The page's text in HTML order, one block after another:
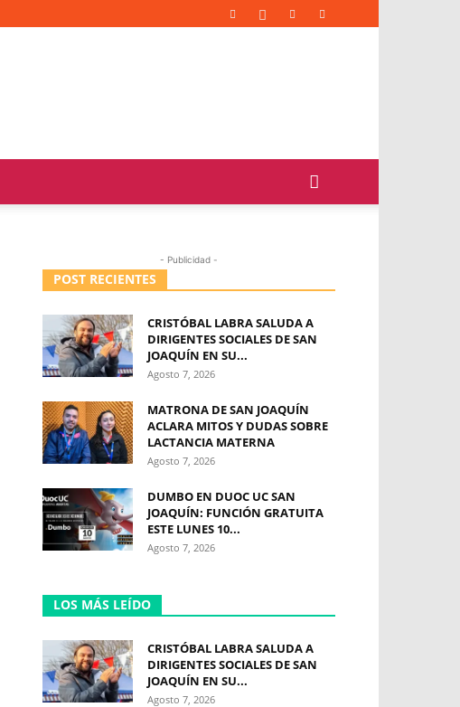
- Publicidad -
POST RECIENTES
CRISTÓBAL LABRA SALUDA A
DIRIGENTES SOCIALES DE SAN
JOAQUÍN EN SU...
Agosto 7, 2026
MATRONA DE SAN JOAQUÍN
ACLARA MITOS Y DUDAS SOBRE
LACTANCIA MATERNA
Agosto 7, 2026
DUMBO EN DUOC UC SAN
JOAQUÍN: FUNCIÓN GRATUITA
ESTE LUNES 10...
Agosto 7, 2026
LOS MÁS LEÍDO
CRISTÓBAL LABRA SALUDA A
DIRIGENTES SOCIALES DE SAN
JOAQUÍN EN SU...
Agosto 7, 2026